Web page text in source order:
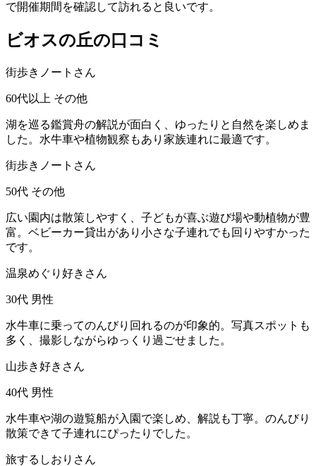
で開催期間を確認して訪れると良いです。
ビオスの丘の口コミ
街歩きノートさん
60代以上 その他
湖を巡る鑑賞舟の解説が面白く、ゆったりと自然を楽しめま
した。水牛車や植物観察もあり家族連れに最適です。
街歩きノートさん
50代 その他
広い園内は散策しやすく、子どもが喜ぶ遊び場や動植物が豊
富。ベビーカー貸出があり小さな子連れでも回りやすかった
です。
温泉めぐり好きさん
30代 男性
水牛車に乗ってのんびり回れるのが印象的。写真スポットも
多く、撮影しながらゆっくり過ごせました。
山歩き好きさん
40代 男性
水牛車や湖の遊覧船が入園で楽しめ、解説も丁寧。のんびり
散策できて子連れにぴったりでした。
旅するしおりさん